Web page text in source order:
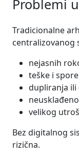
Problemi
Tradicionalne
centralizovanog
nejasnih
teške i
dupliranja
velikog
Bez digitalnog
rizična.